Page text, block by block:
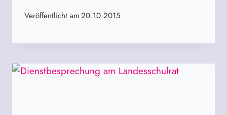
Veröffentlicht am20.10.2015